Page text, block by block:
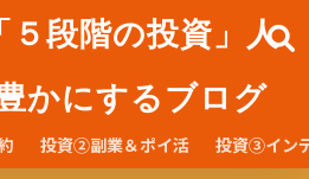
５段階の投資」人
かにするブログ
投資②副業＆ポイ活 投資③イン